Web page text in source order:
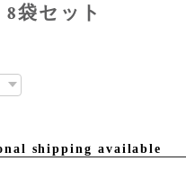
袋セット
shipping available